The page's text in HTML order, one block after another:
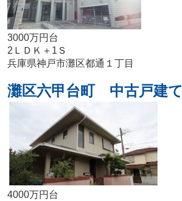
3000万円台
2ＬＤＫ＋1Ｓ
兵庫県神戸市灘区都通１丁目
灘区六甲台町 中古戸建て
4000万円台